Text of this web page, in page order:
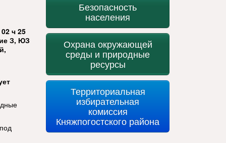
ч 25
З, ЮЗ
Безопасность
населения
Охрана окружающей
среды и природные
ресурсы
Территориальная
избирательная
комиссия
Княжпогостского района